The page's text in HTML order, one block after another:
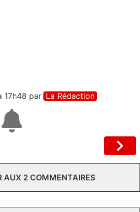
17h48 par La Rédaction
AUX 2 COMMENTAIRES